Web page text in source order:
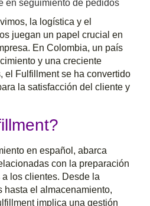
la logística y el
juegan un papel crucial en
En Colombia, un país
y una creciente
el Fulfillment se ha convertido
la satisfacción del cliente y
en español, abarca
con la preparación
los clientes. Desde la
hasta el almacenamiento,
implica una gestión